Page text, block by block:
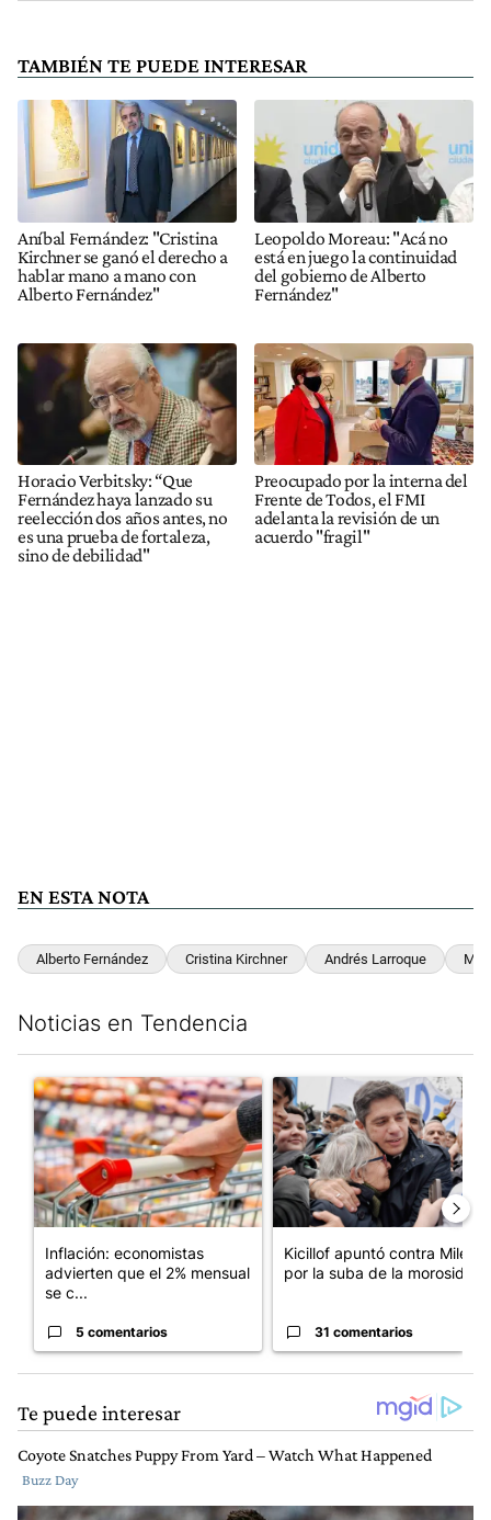
TAMBIÉN TE PUEDE INTERESAR
Aníbal Fernández: "Cristina
Kirchner se ganó el derecho a
hablar mano a mano con
Alberto Fernández"
Leopoldo Moreau: "Acá no
está en juego la continuidad
del gobierno de Alberto
Fernández"
Horacio Verbitsky: “Que
Fernández haya lanzado su
reelección dos años antes, no
es una prueba de fortaleza,
sino de debilidad"
Preocupado por la interna del
Frente de Todos, el FMI
adelanta la revisión de un
acuerdo "fragil"
EN ESTA NOTA
Alberto Fernández Cristina Kirchner Andrés Larroque
Noticias en Tendencia
Un artículo de tendencia con el título "Inflación: economistas
Inflación: economistas
advierten que el 2% mensual
se c...
5 comentarios
Un artículo de tendencia con
Kicillof apuntó contra Milei
por la suba de la morosida...
31 comentarios